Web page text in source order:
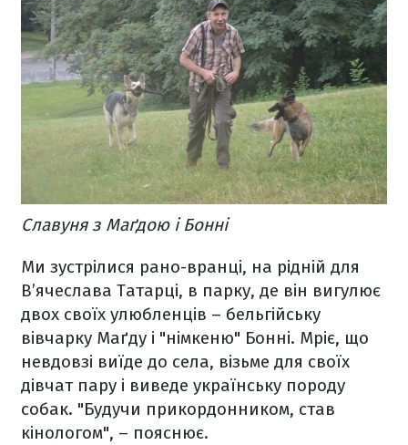
Славуня з Маґдою і Бонні
Ми зустрілися рано-вранці, на рідній для
В’ячеслава Татарці, в парку, де він вигулює
двох своїх улюбленців – бельгійську
вівчарку Маґду і "німкеню" Бонні. Мріє, що
невдовзі виїде до села, візьме для своїх
дівчат пару і виведе українську породу
собак. "Будучи прикордонником, став
кінологом", – пояснює.